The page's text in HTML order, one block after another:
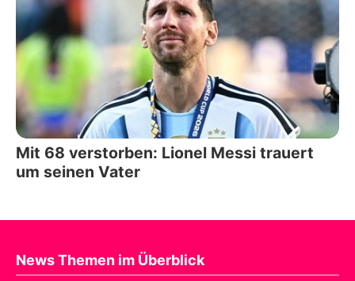
Mit 68 verstorben: Lionel Messi trauert
um seinen Vater
News Themen im Überblick